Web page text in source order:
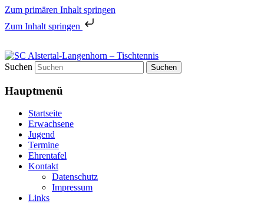
Zum primären Inhalt springen
Zum Inhalt springen
SC Alstertal-Langenhorn –
Tischtennis
Tischtennis in Hamburgs Norden
Suchen
Hauptmenü
Startseite
Erwachsene
Jugend
Termine
Ehrentafel
Kontakt
Datenschutz
Impressum
Links